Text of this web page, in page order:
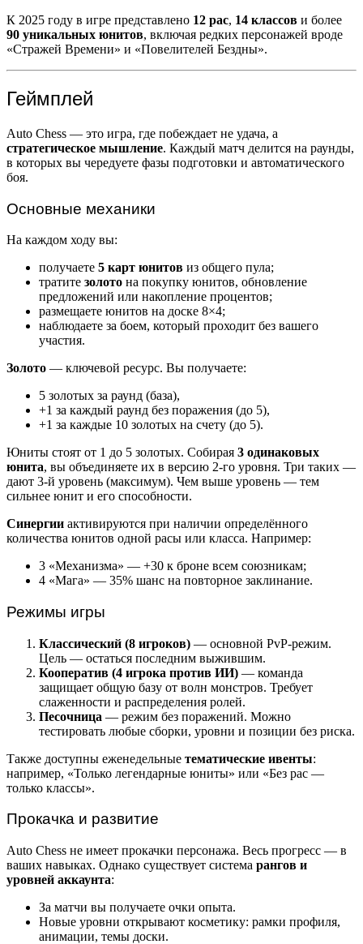
К 2025 году в игре представлено 12 рас, 14 классов и более
90 уникальных юнитов, включая редких персонажей вроде
«Стражей Времени» и «Повелителей Бездны».
Геймплей
Auto Chess — это игра, где побеждает не удача, а
стратегическое мышление. Каждый матч делится на раунды,
в которых вы чередуете фазы подготовки и автоматического
боя.
Основные механики
На каждом ходу вы:
получаете 5 карт юнитов из общего пула;
тратите золото на покупку юнитов, обновление
предложений или накопление процентов;
размещаете юнитов на доске 8×4;
наблюдаете за боем, который проходит без вашего
участия.
Золото — ключевой ресурс. Вы получаете:
5 золотых за раунд (база),
+1 за каждый раунд без поражения (до 5),
+1 за каждые 10 золотых на счету (до 5).
Юниты стоят от 1 до 5 золотых. Собирая 3 одинаковых
юнита, вы объединяете их в версию 2-го уровня. Три таких —
дают 3-й уровень (максимум). Чем выше уровень — тем
сильнее юнит и его способности.
Синергии активируются при наличии определённого
количества юнитов одной расы или класса. Например:
3 «Механизма» — +30 к броне всем союзникам;
4 «Мага» — 35% шанс на повторное заклинание.
Режимы игры
Классический (8 игроков) — основной PvP-режим.
Цель — остаться последним выжившим.
Кооператив (4 игрока против ИИ) — команда
защищает общую базу от волн монстров. Требует
слаженности и распределения ролей.
Песочница — режим без поражений. Можно
тестировать любые сборки, уровни и позиции без риска.
Также доступны еженедельные тематические ивенты:
например, «Только легендарные юниты» или «Без рас —
только классы».
Прокачка и развитие
Auto Chess не имеет прокачки персонажа. Весь прогресс — в
ваших навыках. Однако существует система рангов и
уровней аккаунта:
За матчи вы получаете очки опыта.
Новые уровни открывают косметику: рамки профиля,
анимации, темы доски.